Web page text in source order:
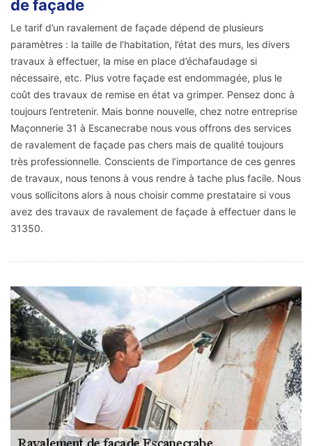
de façade
Le tarif d’un ravalement de façade dépend de plusieurs
paramètres : la taille de l’habitation, l’état des murs, les divers
travaux à effectuer, la mise en place d’échafaudage si
nécessaire, etc. Plus votre façade est endommagée, plus le
coût des travaux de remise en état va grimper. Pensez donc à
toujours l’entretenir. Mais bonne nouvelle, chez notre entreprise
Maçonnerie 31 à Escanecrabe nous vous offrons des services
de ravalement de façade pas chers mais de qualité toujours
très professionnelle. Conscients de l’importance de ces genres
de travaux, nous tenons à vous rendre à tache plus facile. Nous
vous sollicitons alors à nous choisir comme prestataire si vous
avez des travaux de ravalement de façade à effectuer dans le
31350.